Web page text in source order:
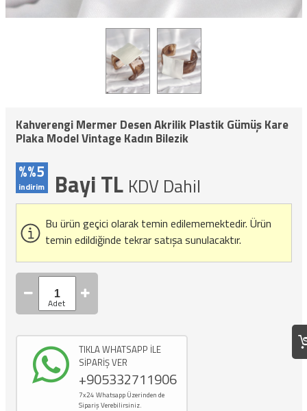
Kahverengi Mermer Desen Akrilik Plastik Gümüş Kare
Plaka Model Vintage Kadın Bilezik
%%5
indirim Bayi TL KDV Dahil
Bu ürün geçici olarak temin edilememektedir. Ürün
temin edildiğinde tekrar satışa sunulacaktır.
TIKLA WHATSAPP İLE
SİPARİŞ VER
+905332711906
7x24 Whatsapp Üzerinden de
Sipariş Verebilirsiniz.